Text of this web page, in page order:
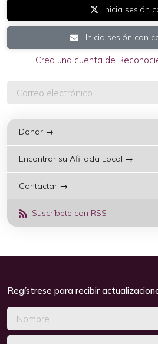
Inicia sesión
Inicia sesión con
Crea una cuenta de
Donar →
Encontrar su Afiliada Local →
Contactar →
Suscríbete con RSS
Regístrese para recibir